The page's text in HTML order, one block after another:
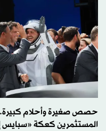
حصص صغيرة وأحلام
المستثمرين كعكة